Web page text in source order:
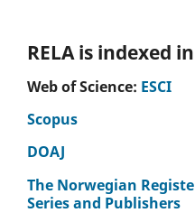
RELA is indexed
Web of Science: ESCI
Scopus
DOAJ
The Norwegian
Series and Publishers